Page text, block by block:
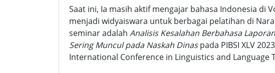
Saat ini, Ia masih aktif mengajar bahasa Indonesia di
menjadi widyaiswara untuk berbagai pelatihan di
seminar adalah Analisis Kesalahan Berbahasa
Sering Muncul pada Naskah Dinaspada PIBSI XLV
International Conference in Linguistics and Language